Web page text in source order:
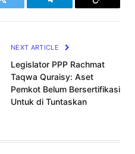
Twitter Telegram
Copy
NEXT ARTICLE
Legislator PPP Rachmat
Taqwa Quraisy: Aset
Pemkot Belum Bersertifikasi
Untuk di Tuntaskan